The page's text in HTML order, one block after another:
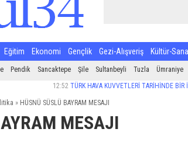
Eğitim Ekonomi Gençlik Gezi-Alışveriş Kültür-
Pendik Sancaktepe Şile Sultanbeyli Tuzla Ümraniye
TÜRK HAVA KUVVETLERİ TARİHİNDE BİR İLK!
» HÜSNÜ SÜSLÜ BAYRAM MESAJI
MESAJI